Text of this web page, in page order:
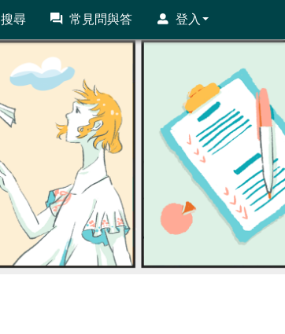
搜尋 常見問與答 登入